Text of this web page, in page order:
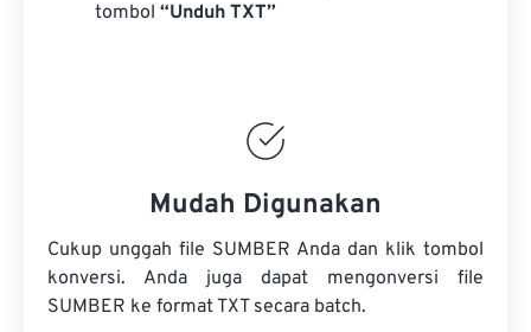
tombol “Unduh TXT”
Mudah Digunakan
Cukup unggah file SUMBER Anda dan klik tombol
konversi. Anda juga dapat mengonversi file
SUMBER ke format TXT secara batch.